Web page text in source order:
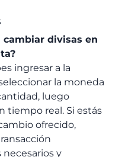
cambiar divisas en
ingresar a la
la moneda
luego
tiempo real. Si estás
ofrecido,
y